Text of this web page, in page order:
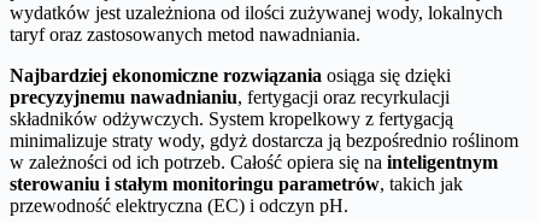
wydatków jest uzależniona od ilości zużywanej wody, lokalnych
taryf oraz zastosowanych metod nawadniania.
Najbardziej ekonomiczne rozwiązania osiąga się dzięki
precyzyjnemu nawadnianiu, fertygacji oraz recyrkulacji
składników odżywczych. System kropelkowy z fertygacją
minimalizuje straty wody, gdyż dostarcza ją bezpośrednio roślinom
w zależności od ich potrzeb. Całość opiera się na inteligentnym
sterowaniu i stałym monitoringu parametrów, takich jak
przewodność elektryczna (EC) i odczyn pH.